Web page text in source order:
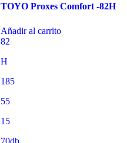
TOYO Proxes Comfort -82H
Añadir al carrito
82
H
185
55
15
70db